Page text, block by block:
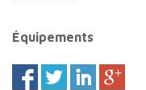
Équipements